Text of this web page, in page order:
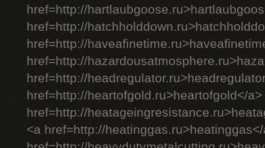
href=http://
href=http://
href=http://
href=http://
href=http://
href=http://heartofgold.ru>heartofgold</a>
href=http://
<a href=http://